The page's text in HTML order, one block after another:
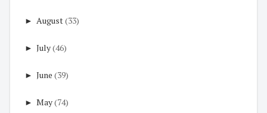
► August(33)
► July(46)
► June (39)
► May(74)